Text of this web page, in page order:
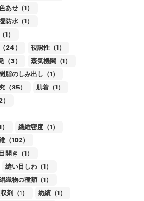
あせ（1）
防水（1）
1）
24）
視認性（1）
（3）
蒸気機関（1）
脂のしみ出し（1）
（35）
肌着（1）
繊維密度（1）
（102）
開き（1）
縫い目しわ（1）
織物の種類（1）
剤（1）
紡績（1）